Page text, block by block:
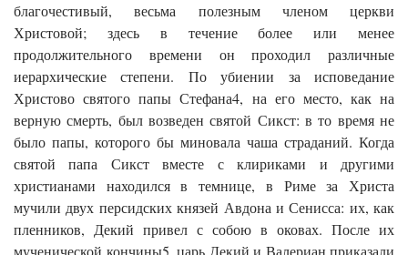
благочестивый, весьма полезным членом церкви
Христовой; здесь в течение более или менее
продолжительного времени он проходил различные
иерархические степени. По убиении за исповедание
Христово святого папы Стефана4, на его место, как на
верную смерть, был возведен святой Сикст: в то время не
было папы, которого бы миновала чаша страданий. Когда
святой папа Сикст вместе с клириками и другими
христианами находился в темнице, в Риме за Христа
мучили двух персидских князей Авдона и Сенисса: их, как
пленников, Декий привел с собою в оковах. После их